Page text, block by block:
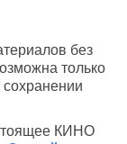
без
только
сохранении
КИНО